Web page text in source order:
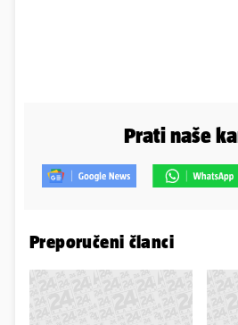
Prati naše
Preporučeni članci